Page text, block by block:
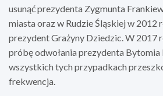
usunąć prezydenta Zygmunta
miasta oraz w Rudzie Śląskiej w 2012
prezydent Grażyny Dziedzic. W 2017
próbę odwołania prezydenta Bytomia
wszystkich tych przypadkach
frekwencja.